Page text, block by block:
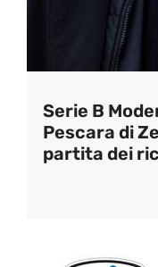
Serie B
Pescara di
partita dei